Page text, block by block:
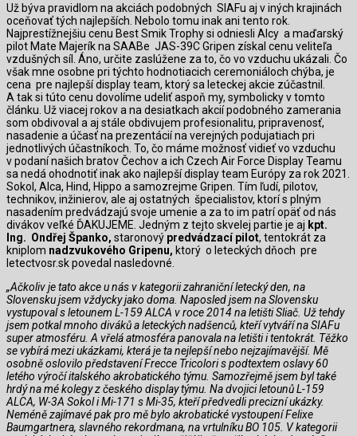
Už býva pravidlom na akciách podobných SIAFu aj v iných krajinách
oceňovať tých najlepších. Nebolo tomu inak ani tento rok.
Najprestížnejšiu cenu Best Smik Trophy si odniesli Alcy a maďarský
pilot Mate Majerík na SAABe JAS-39C Gripen získal cenu veliteľa
vzdušných síl. Áno, určite zaslúžene za to, čo vo vzduchu ukázali. Čo
však mne osobne pri týchto hodnotiacich ceremoniáloch chýba, je
cena pre najlepší display team, ktorý sa leteckej akcie zúčastnil.
A tak si túto cenu dovolíme udeliť aspoň my, symbolicky v tomto
článku. Už viacej rokov a na desiatkach akcií podobného zamerania
som obdivoval a aj stále obdivujem profesionalitu, pripravenosť,
nasadenie a účasť na prezentácií na verejných podujatiach pri
jednotlivých účastníkoch. To, čo máme možnosť vidieť vo vzduchu
v podaní našich bratov Čechov a ich Czech Air Force Display Teamu
sa nedá ohodnotiť inak ako najlepší display team Európy za rok 2021.
Sokol, Alca, Hind, Hippo a samozrejme Gripen. Tím ľudí, pilotov,
technikov, inžinierov, ale aj ostatných špecialistov, ktorí s plným
nasadením predvádzajú svoje umenie a za to im patrí opäť od nás
divákov veľké ĎAKUJEME. Jedným z tejto skvelej partie je aj kpt.
Ing. Ondřej Španko, staronový predvádzací pilot, tentokrát za
kniplom nadzvukového Gripenu, ktorý o leteckých dňoch pre
letectvosr.sk povedal nasledovné.
„Ačkoliv je tato akce u nás v kategorii zahraniční letecký den, na
Slovensku jsem vždycky jako doma. Naposled jsem na Slovensku
vystupoval s letounem L-159 ALCA v roce 2014 na letišti Sliač. Už tehdy
jsem potkal mnoho diváků a leteckých nadšenců, kteří vytváří na SIAFu
super atmosféru. A vřelá atmosféra panovala na letišti i tentokrát. Těžko
se vybírá mezi ukázkami, která je ta nejlepší nebo nejzajímavější. Mě
osobně oslovilo představení Frecce Tricolori s podtextem oslavy 60
letého výročí italského akrobatického týmu. Samozřejmě jsem byl také
hrdý na mé kolegy z českého display týmu. Na dvojici letounů L-159
ALCA, W-3A Sokol i Mi-171 s Mi-35, kteří předvedli precizní ukázky.
Neméně zajímavé pak pro mě bylo akrobatické vystoupení Felixe
Baumgartnera, slavného rekordmana, na vrtulníku BO 105. V kategorii